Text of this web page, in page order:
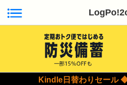
Kindle日替わりセール